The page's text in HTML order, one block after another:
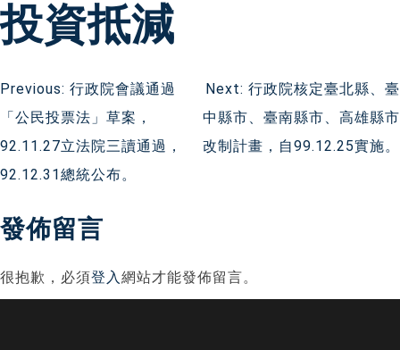
投資抵減
文
章
導
覽
Previous: 行政院會議通過
「公民投票法」草案，
92.11.27立法院三讀通過，
92.12.31總統公布。
Next: 行政院核定臺北縣、臺
中縣市、臺南縣市、高雄縣市
改制計畫，自99.12.25實施。
發佈留言
很抱歉，必須登入網站才能發佈留言。